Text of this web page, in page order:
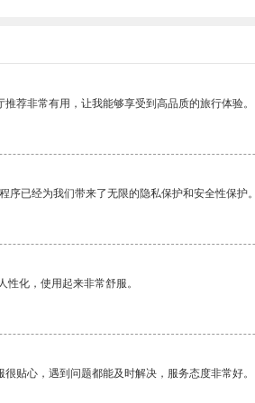
荐非常有用，让我能够享受到高品质的旅行体验。
序已经为我们带来了无限的隐私保护和安全性保护
性化，使用起来非常舒服。
贴心，遇到问题都能及时解决，服务态度非常好。